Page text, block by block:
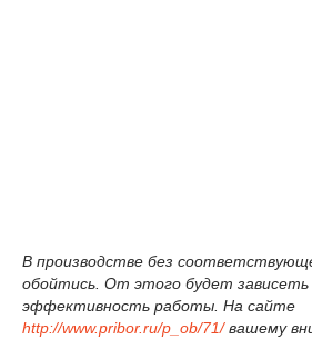
В производстве без
обойтись. От этого будет зависеть
эффективность работы. На сайте
http://www.pribor.ru/p_ob/71/вашему